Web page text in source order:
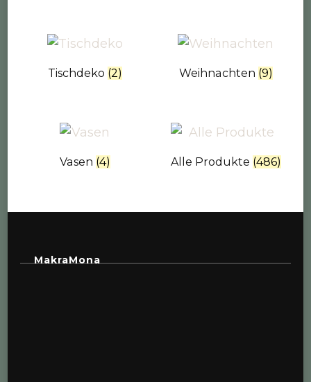
Tischdeko (2) Weihnachten (9)
Vasen (4) Alle Produkte (486)
MakraMona